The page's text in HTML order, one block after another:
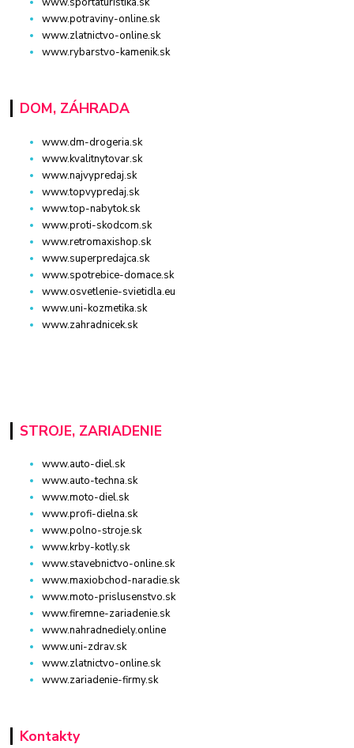
www.potraviny-online.sk
www.zlatnictvo-online.sk
www.rybarstvo-kamenik.sk
DOM, ZÁHRADA
www.dm-drogeria.sk
www.kvalitnytovar.sk
www.najvypredaj.sk
www.topvypredaj.sk
www.top-nabytok.sk
www.proti-skodcom.sk
www.retromaxishop.sk
www.superpredajca.sk
www.spotrebice-domace.sk
www.osvetlenie-svietidla.eu
www.uni-kozmetika.sk
www.zahradnicek.sk
STROJE, ZARIADENIE
www.auto-diel.sk
www.auto-techna.sk
www.moto-diel.sk
www.profi-dielna.sk
www.polno-stroje.sk
www.krby-kotly.sk
www.stavebnictvo-online.sk
www.maxiobchod-naradie.sk
www.moto-prislusenstvo.sk
www.firemne-zariadenie.sk
www.nahradnediely.online
www.uni-zdrav.sk
www.zlatnictvo-online.sk
www.zariadenie-firmy.sk
Kontakty